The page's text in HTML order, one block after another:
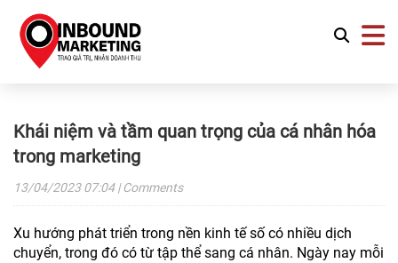
Khái niệm và tầm quan trọng của cá nhân hóa
trong marketing
13/04/202307:04| Comments
Xu hướng phát triển trong nền kinh tế số có nhiều dịch
chuyển, trong đó có từ tập thể sang cá nhân. Ngày nay mỗi